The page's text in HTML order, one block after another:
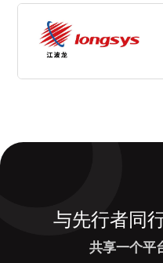
与先行者同
共享一个平